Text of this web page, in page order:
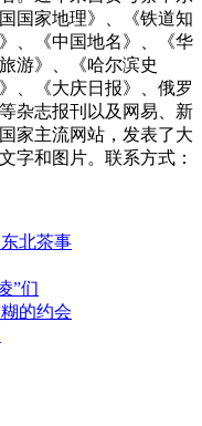
国家地理》、《铁道知
、《中国地名》、《华
游》、《哈尔滨史
、《大庆日报》、俄罗
杂志报刊以及网易、新
家主流网站，发表了大
字和图片。联系方式：
北茶事
”们
的约会